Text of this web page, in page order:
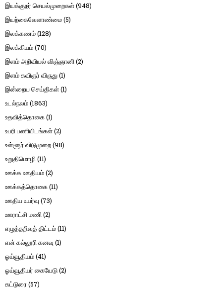
இயக்குநர் செயல்முறைகள்(948)
இயற்கைவேளாண்மை(5)
இலக்கணம்(128)
இலக்கியம்(70)
இளம் அறிவியல் விஞ்ஞானி(2)
இளம் கவிஞர் விருது(1)
இன்றைய செய்திகள்(1)
உடல்நலம்(1863)
உதவித்தொகை(1)
உபரி பணியிடங்கள்(2)
உள்ளூர் விடுமுறை(98)
உறுதிமொழி(11)
ஊக்க ஊதியம்(2)
ஊக்கத்தொகை(11)
ஊதிய உயர்வு (73)
ஊராட்சி மணி(2)
எழுத்தறிவுத் திட்டம்(11)
என் கல்லூரி கனவு (1)
ஓய்வூதியம்(41)
ஓய்வூதியர் கையேடு(2)
கட்டுரை (57)